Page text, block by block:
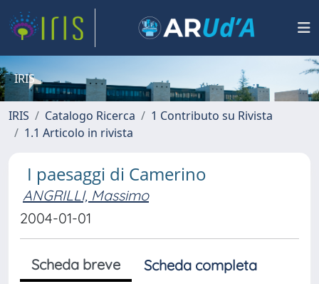
IRIS
IRIS Catalogo Ricerca
1 Contributo su Rivista
1.1 Articolo in rivista
I paesaggi di Camerino
ANGRILLI, Massimo
2004-01-01
Scheda breve
Scheda completa